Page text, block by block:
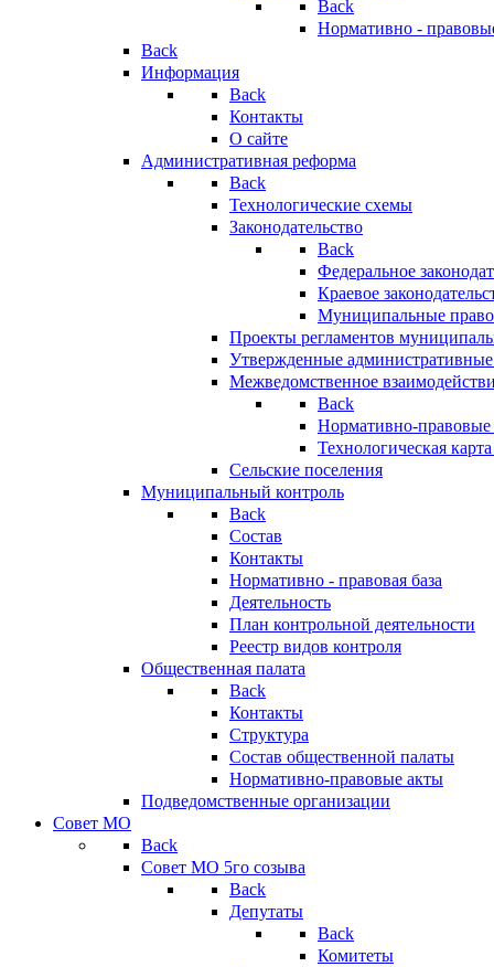
Back
Нормативно -
Back
Информация
Back
Контакты
О сайте
Административная реформа
Back
Технологические схемы
Законодательство
Back
Федеральное
Краевое
Муниципальные
Проекты регламентов
Утвержденные
Межведомственное
Back
Нормативно-правовые
Технологическая
Сельские поселения
Муниципальный контроль
Back
Состав
Контакты
Нормативно - правовая база
Деятельность
План контрольной деятельности
Реестр видов контроля
Общественная палата
Back
Контакты
Структура
Состав общественной палаты
Нормативно-правовые акты
Подведомственные организации
Совет МО
Back
Совет МО 5го созыва
Back
Депутаты
Back
Комитеты